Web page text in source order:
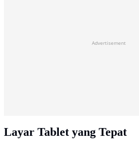
Advertisement
Layar Tablet yang Tepat